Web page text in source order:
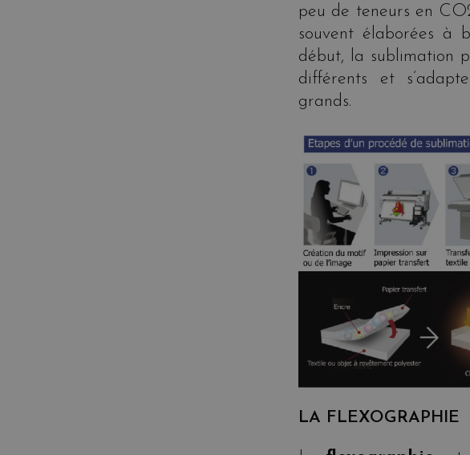
peu de teneurs en
souvent élaborées à
début, la sublimation
différents et
grands.
LA FLEXOGRAPHIE